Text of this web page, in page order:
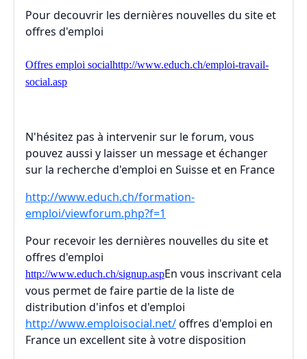
Pour decouvrir les dernières nouvelles du site et
offres d'emploi
Offres emploi socialhttp://www.educh.ch/emploi-travail-
social.asp
N'hésitez pas à intervenir sur le forum, vous
pouvez aussi y laisser un message et échanger
sur la recherche d'emploi en Suisse et en France
http://www.educh.ch/formation-
emploi/viewforum.php?f=1
Pour recevoir les dernières nouvelles du site et
offres d'emploi
http://www.educh.ch/signup.aspEn vous inscrivant cela
vous permet de faire partie de la liste de
distribution d'infos et d'emploi
http://www.emploisocial.net/offres d'emploi en
France un excellent site à votre disposition